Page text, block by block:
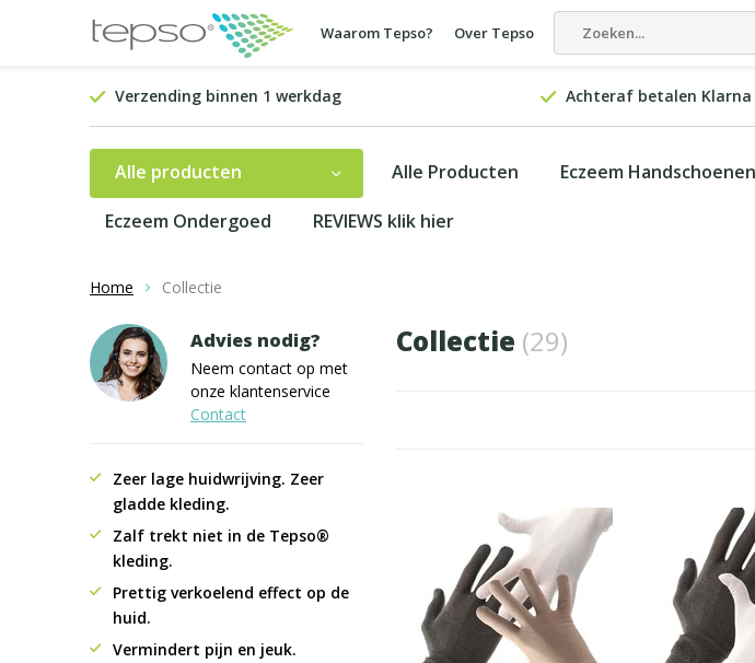
Waarom Tepso? Over Tepso
Verzending binnen 1 werkdag Achteraf betalen Klarna
Alle producten Alle Producten Eczeem Handschoenen
Eczeem Ondergoed REVIEWS klik hier
Home Collectie
Collectie (29)
Advies nodig?
Neem contact op met
onze klantenservice
Contact
Zeer lage huidwrijving. Zeer
gladde kleding.
Zalf trekt niet in de Tepso®
kleding.
Prettig verkoelend effect op de
huid.
Vermindert pijn en jeuk.